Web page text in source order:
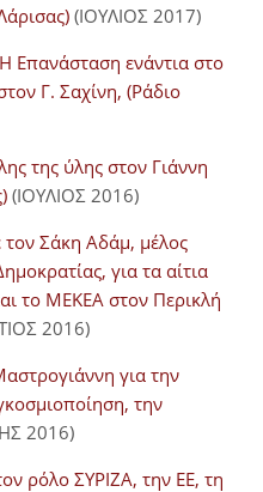
(ΙΟΥΛΙΟΣ 2017)
Επανάσταση ενάντια στο
Γ. Σαχίνη, (Ράδιο
της ύλης στον Γιάννη
(ΙΟΥΛΙΟΣ 2016)
Σάκη Αδάμ, μέλος
για τα αίτια
το ΜΕΚΕΑ στον Περικλή
2016)
για την
την
2016)
ρόλο ΣΥΡΙΖΑ, την ΕΕ, τη